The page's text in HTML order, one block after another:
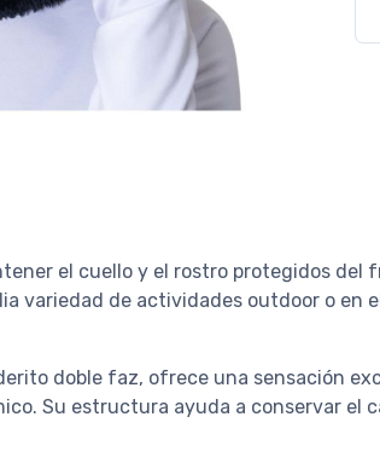
el cuello y el rostro protegidos
variedad de actividades outdoor o en
doble faz, ofrece una sensación
Su estructura ayuda a conservar el